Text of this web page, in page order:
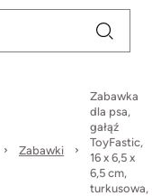
Zabawki
Zabawka
dla psa,
gałąź
ToyFastic,
16 x 6,5 x
6,5 cm,
turkusowa,